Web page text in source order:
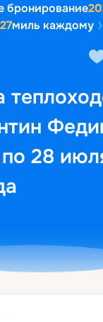
бронирование
миль каждому
28
кают